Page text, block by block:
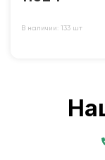
В наличии: 133 шт